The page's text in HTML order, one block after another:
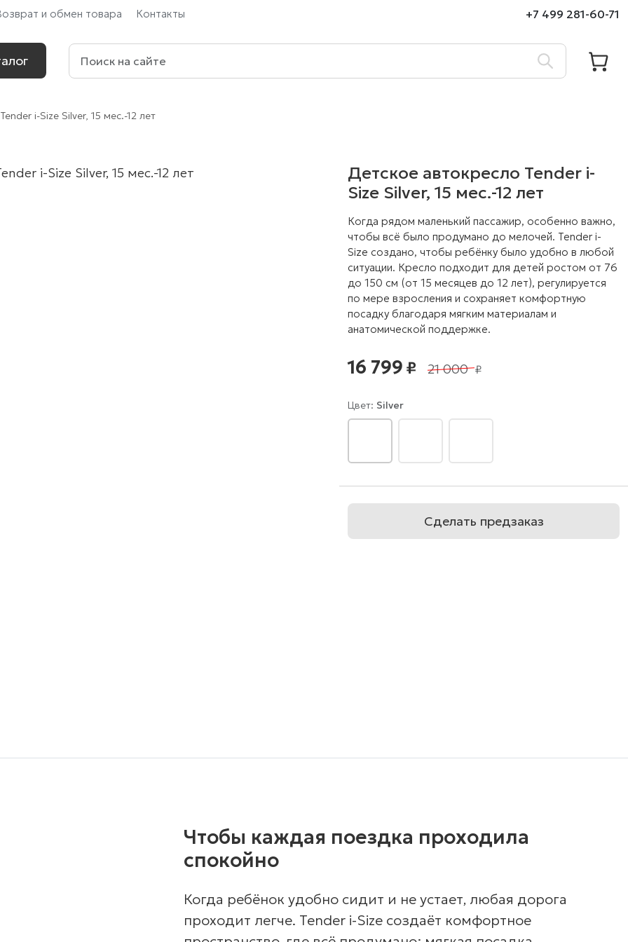
и обмен товара Контакты +7 499 281-60-71
i-Size Silver, 15 мес.-12 лет
Детское автокресло Tender i-
Size Silver, 15 мес.-12 лет
Когда рядом маленький пассажир, особенно важно,
чтобы всё было продумано до мелочей. Tender i-
Size создано, чтобы ребёнку было удобно в любой
ситуации. Кресло подходит для детей ростом от 76
до 150 см (от 15 месяцев до 12 лет), регулируется
по мере взросления и сохраняет комфортную
посадку благодаря мягким материалам и
анатомической поддержке.
16 799 ₽ 21 000 ₽
Цвет: Silver
Сделать предзаказ
Чтобы каждая поездка проходила
спокойно
Когда ребёнок удобно сидит и не устает, любая дорога
проходит легче. Tender i-Size создаёт комфортное